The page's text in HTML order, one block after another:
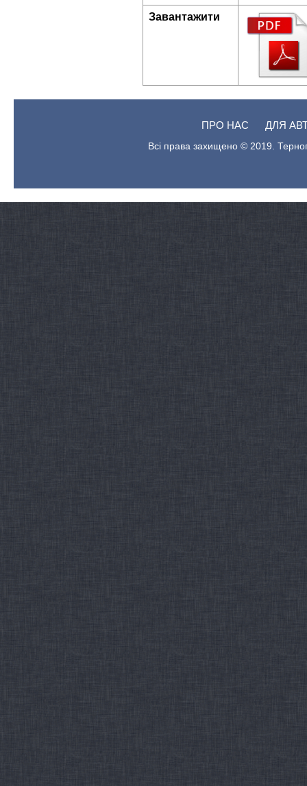
Завантажити
ПРО НАС ДЛЯ
Всі права захищено © 2019.